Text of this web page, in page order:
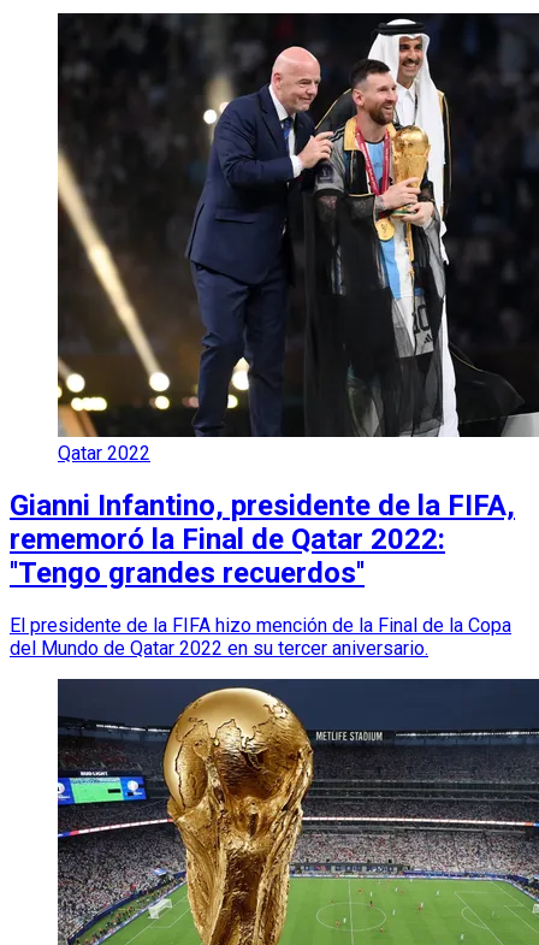
Qatar 2022
Gianni Infantino, presidente de la FIFA,
rememoró la Final de Qatar 2022:
''Tengo grandes recuerdos''
El presidente de la FIFA hizo mención de la Final de la Copa
del Mundo de Qatar 2022 en su tercer aniversario.